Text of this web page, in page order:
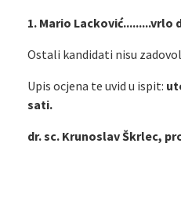
1. Mario Lacković.........vrlo
Ostali kandidati nisu
Upis ocjena te uvid u ispit:
sati.
dr. sc. Krunoslav Škrlec,